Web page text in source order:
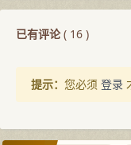
已有评论( 16 )
提示： 您必须 登录